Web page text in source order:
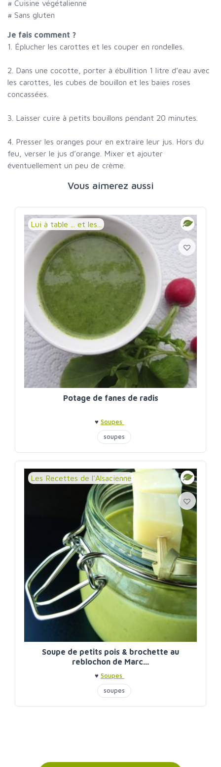
# Cuisine végétalienne
# Sans gluten
Je fais comment ?
1. Éplucher les carottes et les couper en rondelles.
2. Dans une cocotte, porter à ébullition 1 litre d’eau avec
les carottes, les cubes de bouillon et les baies roses
concassées.
3. Laisser cuire à petits bouillons pendant 20 minutes.
4. Presser les oranges pour en extraire leur jus. Hors du
feu, verser le jus d’orange. Mixer et ajouter
éventuellement un peu de crème.
Vous aimerez aussi
Lui à table ... et les...
Potage de fanes de radis
♥ Soupes
soupes
Les Recettes de l'Alsacienne
Soupe de petits pois & brochette au
reblochon de Marc...
♥ Soupes
soupes